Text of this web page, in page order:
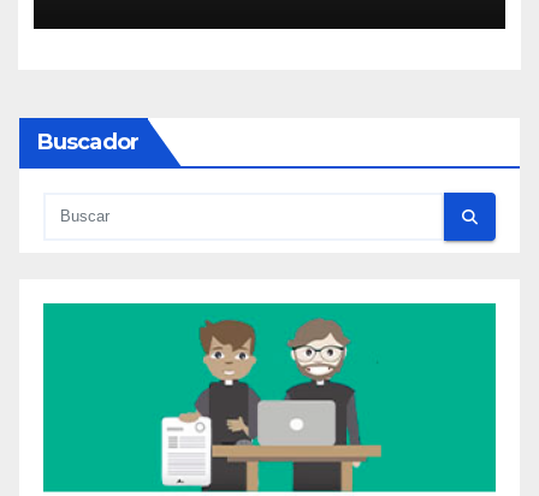
Buscador